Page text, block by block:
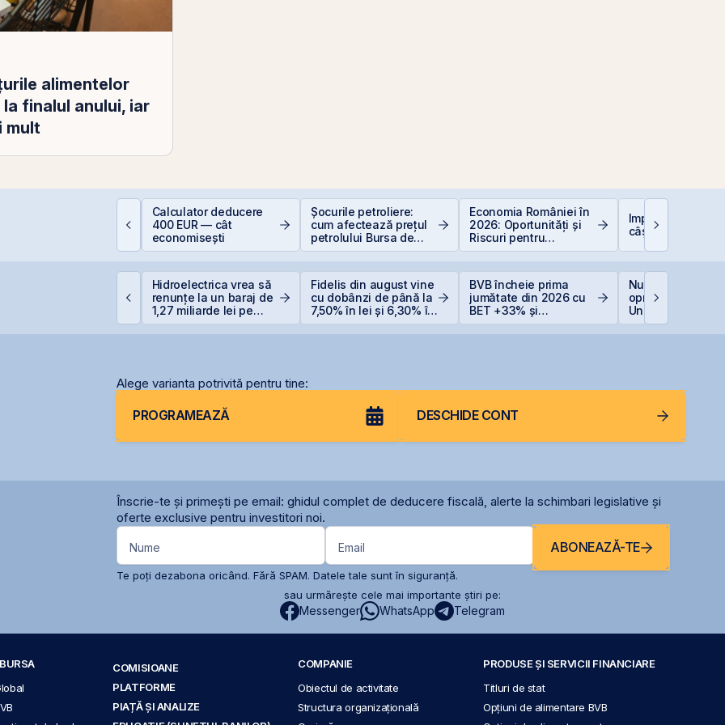
alimentelor
finalul anului, iar
mult
Calculator deducere
400 EUR — cât
economisești
Șocurile petroliere:
cum afectează prețul
petrolului Bursa de
Valori București
Economia României în
2026: Oportunități și
Riscuri pentru
Investitori
Impozitarea
câștigurilor la
Hidroelectrica vrea să
renunțe la un baraj de
1,27 miliarde lei pe
Fidelis din august vine
cu dobânzi de până la
7,50% în lei și 6,30% în
BVB încheie prima
jumătate din 2026 cu
BET +33% și
Nuclearelectrica
oprește controlat
Unitatea 1 de la
Cernavodă din
Alege varianta potrivită pentru tine:
PROGRAMEAZĂ DESCHIDE CONT
Înscrie-te și primești pe email: ghidul complet de deducere fiscală, alerte la schimbari legislative și
oferte exclusive pentru investitori noi.
Nume Email ABONEAZĂ-TE
Te poți dezabona oricând. Fără SPAM. Datele tale sunt în siguranță.
sau urmărește cele mai importante știri pe:
Messenger WhatsApp Telegram
COMISIOANE
PLATFORME
PIAȚĂ ȘI ANALIZE
COMPANIE
Obiectul de activitate
Structura organizațională
PRODUSE ȘI SERVICII FINANCIARE
Titluri de stat
Opțiuni de alimentare BVB